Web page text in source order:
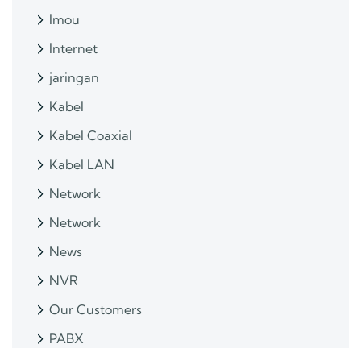
Imou
Internet
jaringan
Kabel
Kabel Coaxial
Kabel LAN
Network
Network
News
NVR
Our Customers
PABX